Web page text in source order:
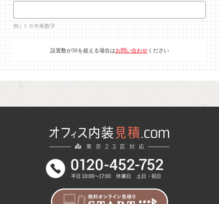
例）1 ※半角数字
設置数が30を超える場合はお問い合わせください